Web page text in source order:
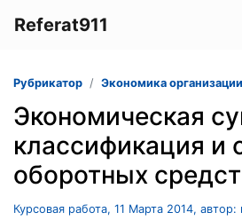
Referat911
Рубрикатор Экономика организации
Экономическая
классификация и
оборотных
Курсовая работа, 11 Марта 2014,